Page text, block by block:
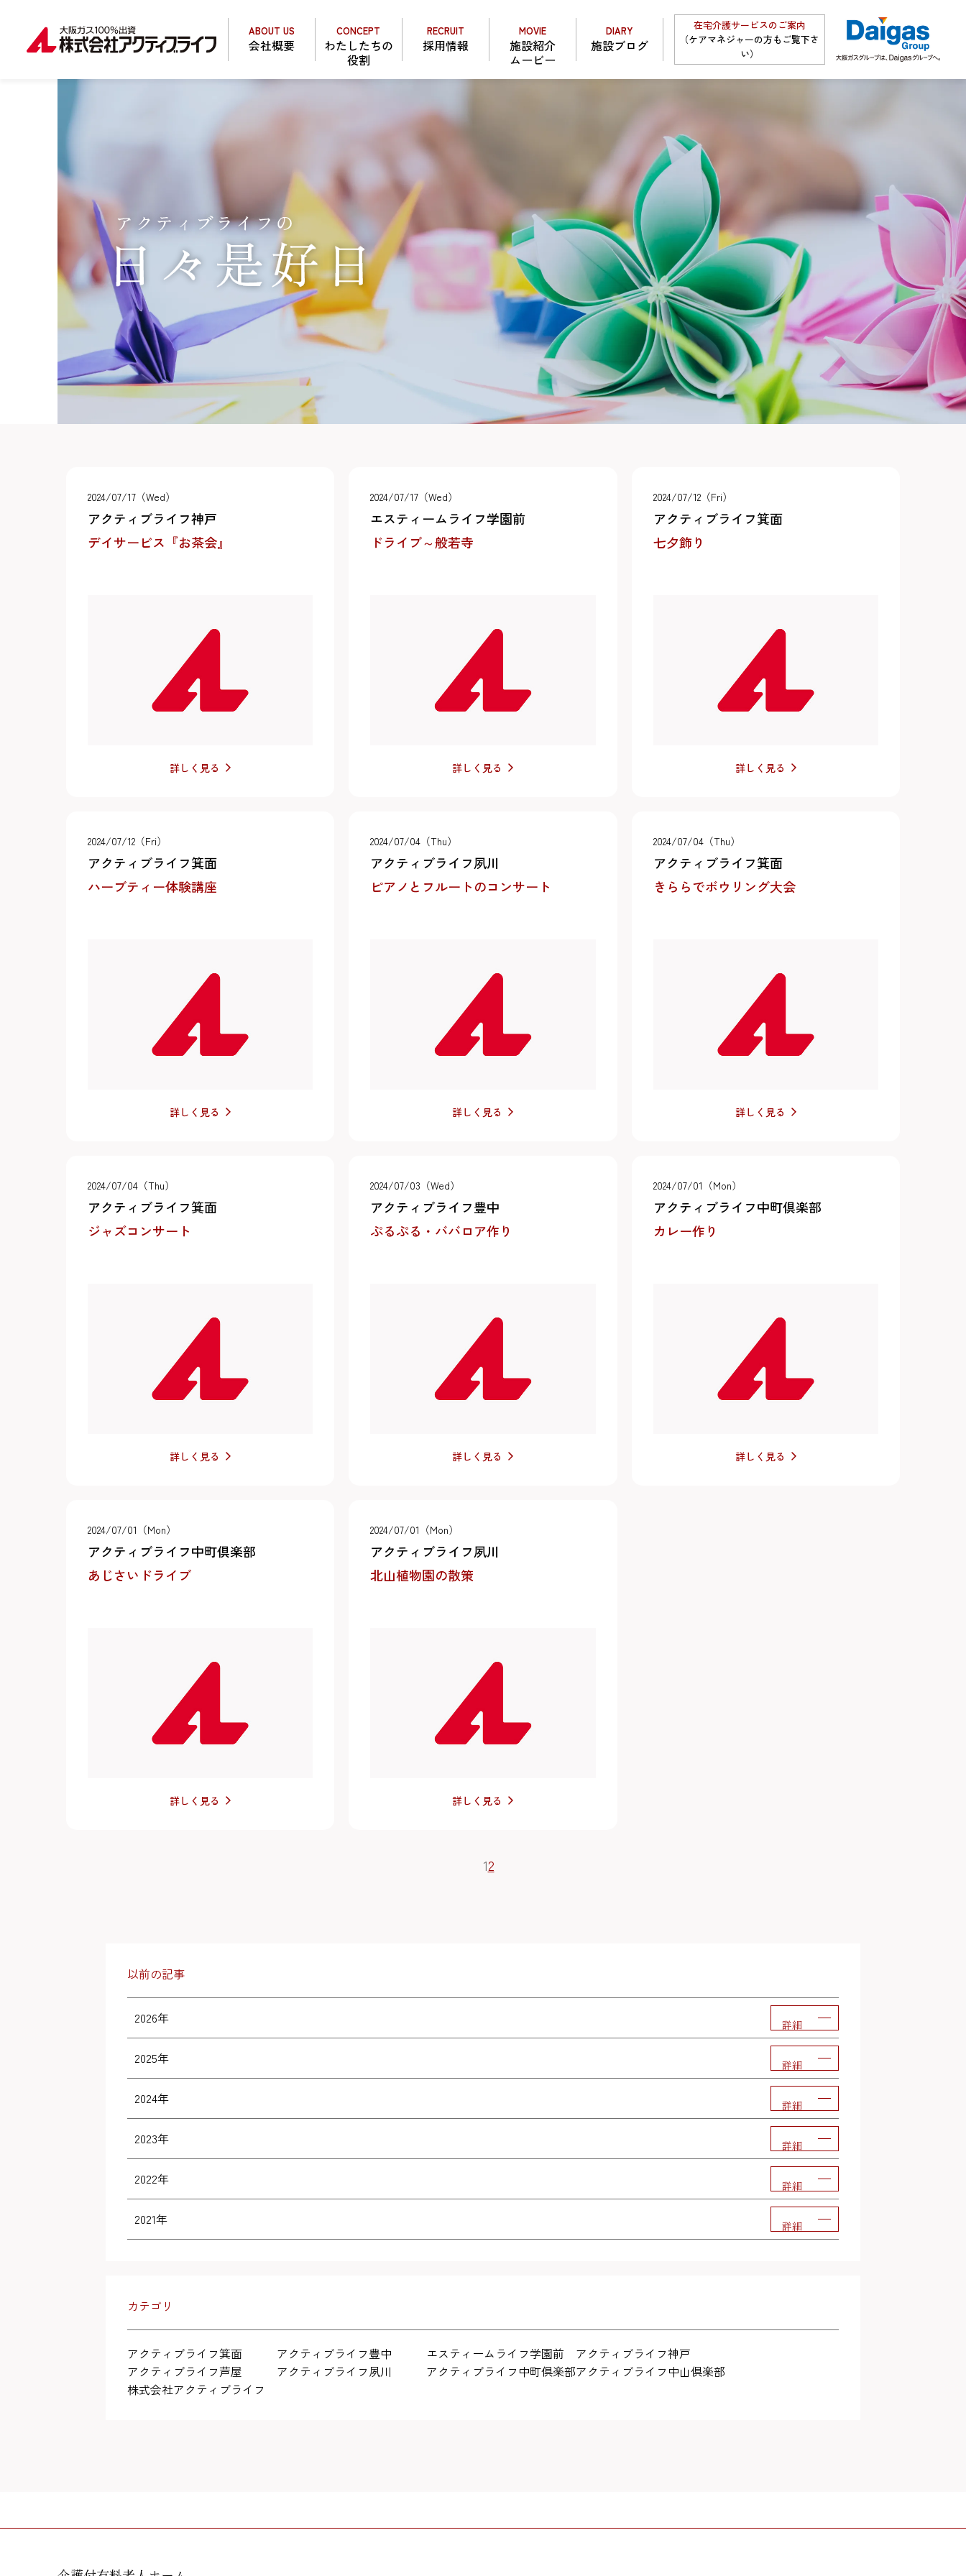
ABOUT US
会社概要
CONCEPT
わたしたちの
役割
RECRUIT
採用情報
MOVIE
施設紹介
ムービー
DIARY
施設ブログ
在宅介護サービスのご案内
（ケアマネジャーの方もご覧下さ
い）
2024/07/17（Wed）
アクティブライフ神戸
デイサービス『お茶会』
詳しく見る
2024/07/17（Wed）
エスティームライフ学園前
ドライブ～般若寺
詳しく見る
2024/07/12（Fri）
アクティブライフ箕面
七夕飾り
詳しく見る
2024/07/12（Fri）
アクティブライフ箕面
ハーブティー体験講座
詳しく見る
2024/07/04（Thu）
アクティブライフ夙川
ピアノとフルートのコンサート
詳しく見る
2024/07/04（Thu）
アクティブライフ箕面
きららでボウリング大会
詳しく見る
2024/07/04（Thu）
アクティブライフ箕面
ジャズコンサート
詳しく見る
2024/07/03（Wed）
アクティブライフ豊中
ぷるぷる・ババロア作り
詳しく見る
2024/07/01（Mon）
アクティブライフ中町倶楽部
カレー作り
詳しく見る
2024/07/01（Mon）
アクティブライフ中町倶楽部
あじさいドライブ
詳しく見る
2024/07/01（Mon）
アクティブライフ夙川
北山植物園の散策
詳しく見る
12
以前の記事
2026年 詳細
2025年 詳細
2024年 詳細
2023年 詳細
2022年 詳細
2021年 詳細
カテゴリ
アクティブライフ箕面 アクティブライフ豊中 エスティームライフ学園前
アクティブライフ神戸
アクティブライフ芦屋
アクティブライフ夙川 アクティブライフ中町倶楽部アクティブライフ中山倶楽部
株式会社アクティブライフ